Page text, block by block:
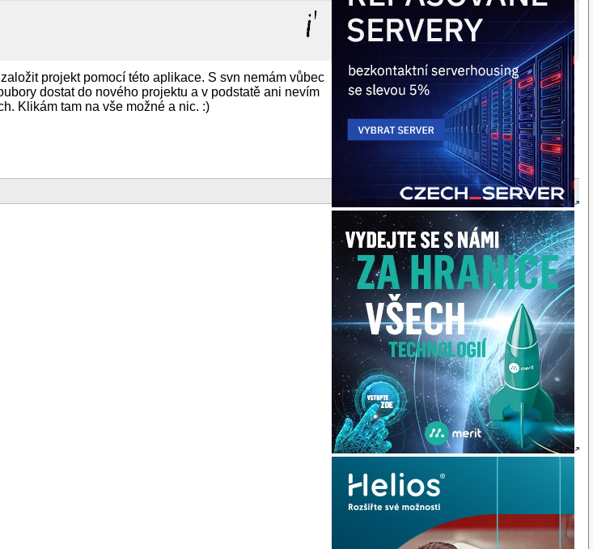
projekt pomocí této aplikace. S svn nemám vůbec
dostat do nového projektu a v podstatě ani nevím
Klikám tam na vše možné a nic. :)